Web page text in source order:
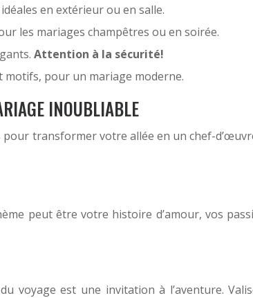
en extérieur ou en salle.
les mariages champêtres ou en soirée.
Attention à la sécurité!
motifs, pour un mariage moderne.
INOUBLIABLE
transformer votre allée en un chef-
peut être votre histoire d’amour, vos
voyage est une invitation à l’aventure.